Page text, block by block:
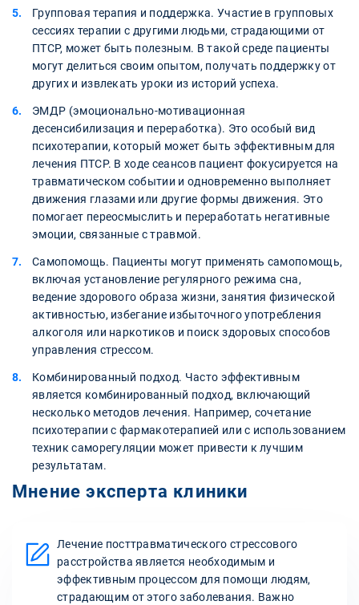
Групповая терапия и поддержка. Участие в групповых
сессиях терапии с другими людьми, страдающими от
ПТСР, может быть полезным. В такой среде пациенты
могут делиться своим опытом, получать поддержку от
других и извлекать уроки из историй успеха.
ЭМДР (эмоционально-мотивационная
десенсибилизация и переработка). Это особый вид
психотерапии, который может быть эффективным для
лечения ПТСР. В ходе сеансов пациент фокусируется на
травматическом событии и одновременно выполняет
движения глазами или другие формы движения. Это
помогает переосмыслить и переработать негативные
эмоции, связанные с травмой.
Самопомощь. Пациенты могут применять самопомощь,
включая установление регулярного режима сна,
ведение здорового образа жизни, занятия физической
активностью, избегание избыточного употребления
алкоголя или наркотиков и поиск здоровых способов
управления стрессом.
Комбинированный подход. Часто эффективным
является комбинированный подход, включающий
несколько методов лечения. Например, сочетание
психотерапии с фармакотерапией или с использованием
техник саморегуляции может привести к лучшим
результатам.
Мнение эксперта клиники
Лечение посттравматического стрессового
расстройства является необходимым и
эффективным процессом для помощи людям,
страдающим от этого заболевания. Важно